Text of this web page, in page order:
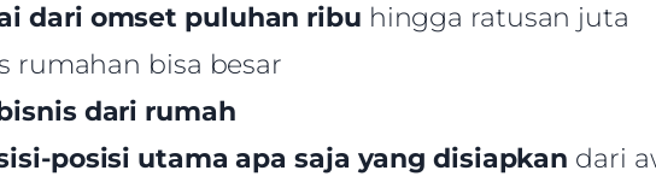
dari omset puluhan ribu hingga ratusan juta
rumahan bisa besar
dari rumah
posisi utama apa saja yang disiapkan dari